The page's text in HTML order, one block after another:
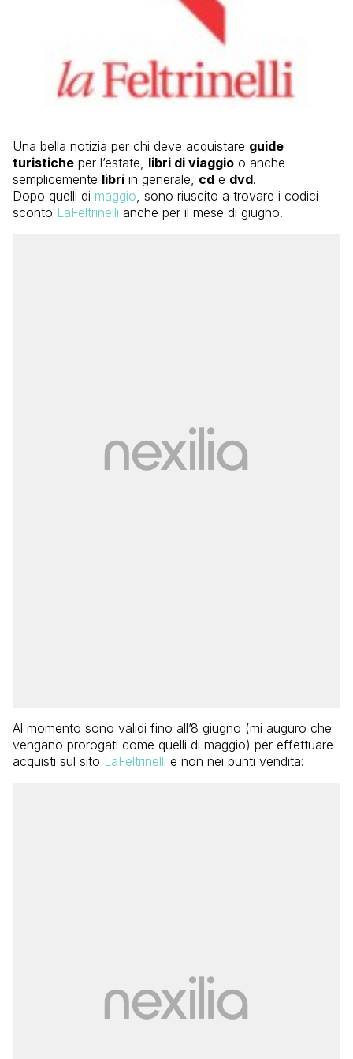
Una bella notizia per chi deve acquistare guide
turistiche per l’estate, libri di viaggio o anche
semplicemente libri in generale, cd e dvd.
Dopo quelli di maggio, sono riuscito a trovare i codici
sconto LaFeltrinelli anche per il mese di giugno.
Al momento sono validi fino all’8 giugno (mi auguro che
vengano prorogati come quelli di maggio) per effettuare
acquisti sul sito LaFeltrinelli e non nei punti vendita: